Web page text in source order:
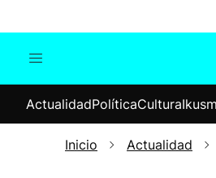
Internacional
ActualidadPolíticaCultura
Inicio Actualidad